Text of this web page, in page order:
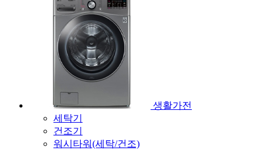
생활가전
세탁기
건조기
워시타워(세탁/건조)